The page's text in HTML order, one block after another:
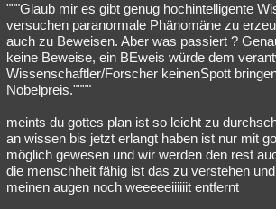
"""Glaub mir es gibt genug hochintelligente
versuchen paranormale Phänomäne zu
auch zu Beweisen. Aber was passiert ?
keine Beweise, ein BEweis würde dem
Wissenschaftler/Forscher keinenSpott
Nobelpreis.""""
meints du gottes plan ist so leicht zu
an wissen bis jetzt erlangt haben ist nur mit
möglich gewesen und wir werden den rest
die menschheit fähig ist das zu verstehen
meinen augen noch weeeeeiiiiiit entfernt